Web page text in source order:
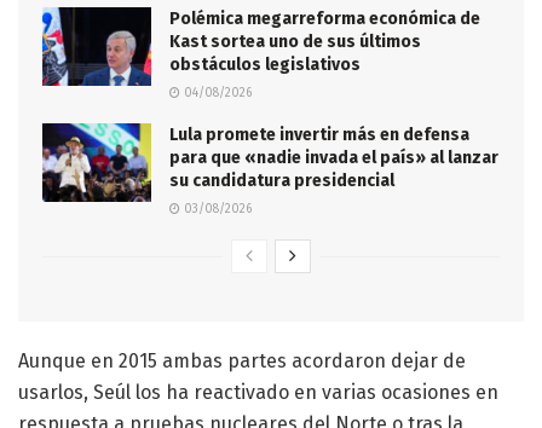
Polémica megarreforma económica de
Kast sortea uno de sus últimos
obstáculos legislativos
04/08/2026
Lula promete invertir más en defensa
para que «nadie invada el país» al lanzar
su candidatura presidencial
03/08/2026
Aunque en 2015 ambas partes acordaron dejar de
usarlos, Seúl los ha reactivado en varias ocasiones en